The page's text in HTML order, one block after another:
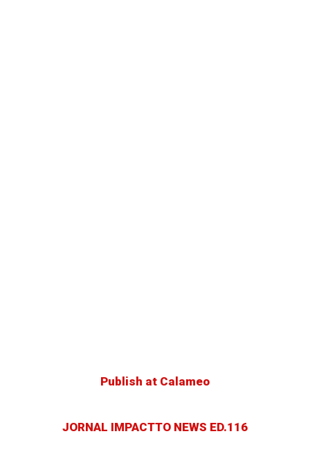
Publish at Calameo
JORNAL IMPACTTO NEWS ED.116